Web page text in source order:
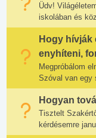
Üdv!
iskolában és
Hogy hívják
enyhíteni,
Megpróbálom
Szóval van egy
Hogyan
Tisztelt
kérdésemre